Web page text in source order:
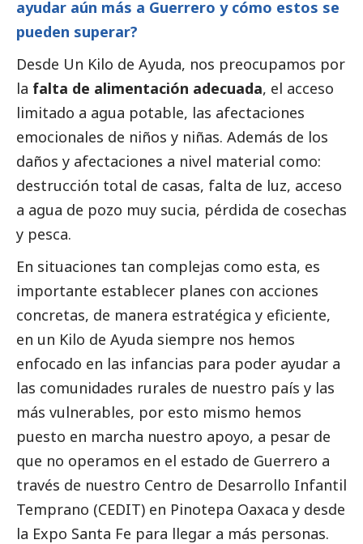
ayudar aún más a Guerrero y cómo estos se
pueden superar?
Desde Un Kilo de Ayuda, nos preocupamos por
la falta de alimentación adecuada, el acceso
limitado a agua potable, las afectaciones
emocionales de niños y niñas. Además de los
daños y afectaciones a nivel material como:
destrucción total de casas, falta de luz, acceso
a agua de pozo muy sucia, pérdida de cosechas
y pesca.
En situaciones tan complejas como esta, es
importante establecer planes con acciones
concretas, de manera estratégica y eficiente,
en un Kilo de Ayuda siempre nos hemos
enfocado en las infancias para poder ayudar a
las comunidades rurales de nuestro país y las
más vulnerables, por esto mismo hemos
puesto en marcha nuestro apoyo, a pesar de
que no operamos en el estado de Guerrero a
través de nuestro Centro de Desarrollo Infantil
Temprano (CEDIT) en Pinotepa Oaxaca y desde
la Expo Santa Fe para llegar a más personas.